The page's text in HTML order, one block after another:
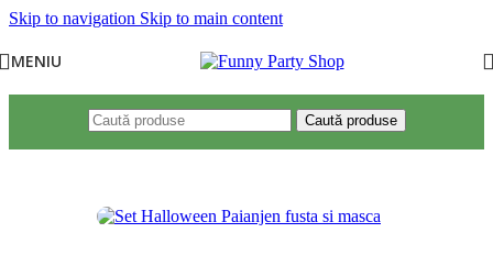
Skip to navigation Skip to main content
MENIU
Caută produse